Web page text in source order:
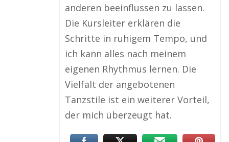
anderen beeinflussen zu lassen.
Die Kursleiter erklären die
Schritte in ruhigem Tempo, und
ich kann alles nach meinem
eigenen Rhythmus lernen. Die
Vielfalt der angebotenen
Tanzstile ist ein weiterer Vorteil,
der mich überzeugt hat.